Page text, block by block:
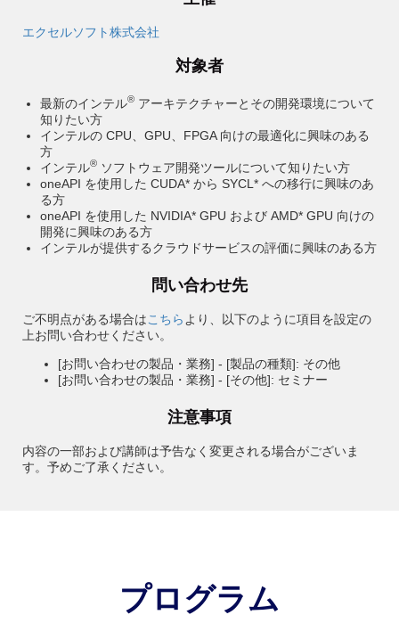
エクセルソフト株式会社
対象者
最新のインテル® アーキテクチャーとその開発環境について
知りたい方
インテルの CPU、GPU、FPGA 向けの最適化に興味のある
方
インテル® ソフトウェア開発ツールについて知りたい方
oneAPI を使用した CUDA* から SYCL* への移行に興味のあ
る方
oneAPI を使用した NVIDIA* GPU および AMD* GPU 向けの
開発に興味のある方
インテルが提供するクラウドサービスの評価に興味のある方
問い合わせ先
ご不明点がある場合はこちら より、以下のように項目を設定の
上お問い合わせください。
[お問い合わせの製品・業務] - [製品の種類]: その他
[お問い合わせの製品・業務] - [その他]: セミナー
注意事項
内容の一部および講師は予告なく変更される場合がございま
す。予めご了承ください。
プログラム